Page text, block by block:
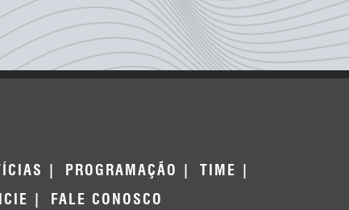
PROGRAMAÇÃO
TIME
FALE CONOSCO